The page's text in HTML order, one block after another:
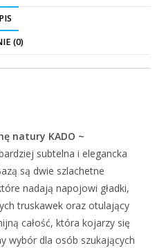
(0)
natury KADO ~
subtelna i elegancka
są dwie szlachetne
nadają napojowi gładki,
truskawek oraz otulający
całość, która kojarzy się
wybór dla osób szukających